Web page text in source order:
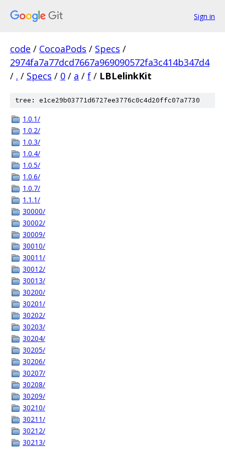
Sign in
code / CocoaPods / Specs /
2974fa7a77dcd7667a969090572fa3c414b347d4
/ . / Specs / 0 / a / f / LBLelinkKit
tree: e1ce29b03771d6727ee3776c0c4d20ffc07a7730
1.0.1/
1.0.2/
1.0.3/
1.0.4/
1.0.5/
1.0.6/
1.0.7/
1.1.1/
30000/
30002/
30009/
30010/
30011/
30012/
30013/
30200/
30201/
30202/
30203/
30204/
30205/
30206/
30207/
30208/
30209/
30210/
30211/
30212/
30213/